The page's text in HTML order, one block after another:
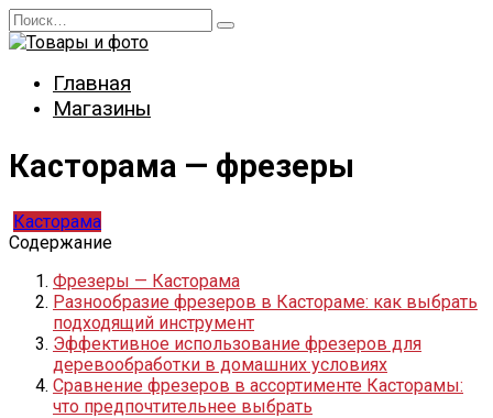
Перейти
к
Search
for:
Главная
Магазины
Касторама — фрезеры
Касторама
Содержание
Фрезеры — Касторама
Разнообразие фрезеров в Кастораме: как выбрать
подходящий инструмент
Эффективное использование фрезеров для
деревообработки в домашних условиях
Сравнение фрезеров в ассортименте Касторамы:
что предпочтительнее выбрать